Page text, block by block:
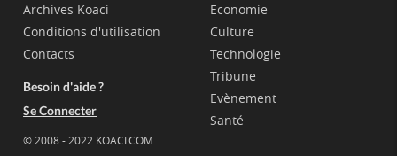
Archives Koaci
Conditions d'utilisation
Contacts
Besoin d'aide ?
Se Connecter
© 2008 - 2022 KOACI.COM
Economie
Culture
Technologie
Tribune
Evènement
Santé